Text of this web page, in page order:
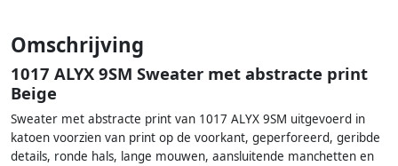
Omschrijving
1017 ALYX 9SM Sweater met abstracte print
Beige
Sweater met abstracte print van 1017 ALYX 9SM uitgevoerd in
katoen voorzien van print op de voorkant, geperforeerd, geribde
details, ronde hals, lange mouwen, aansluitende manchetten en